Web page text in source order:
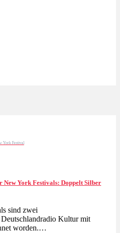
York Festival
York Festivals: Doppelt Silber
sind zwei
Kultur mit
worden.…